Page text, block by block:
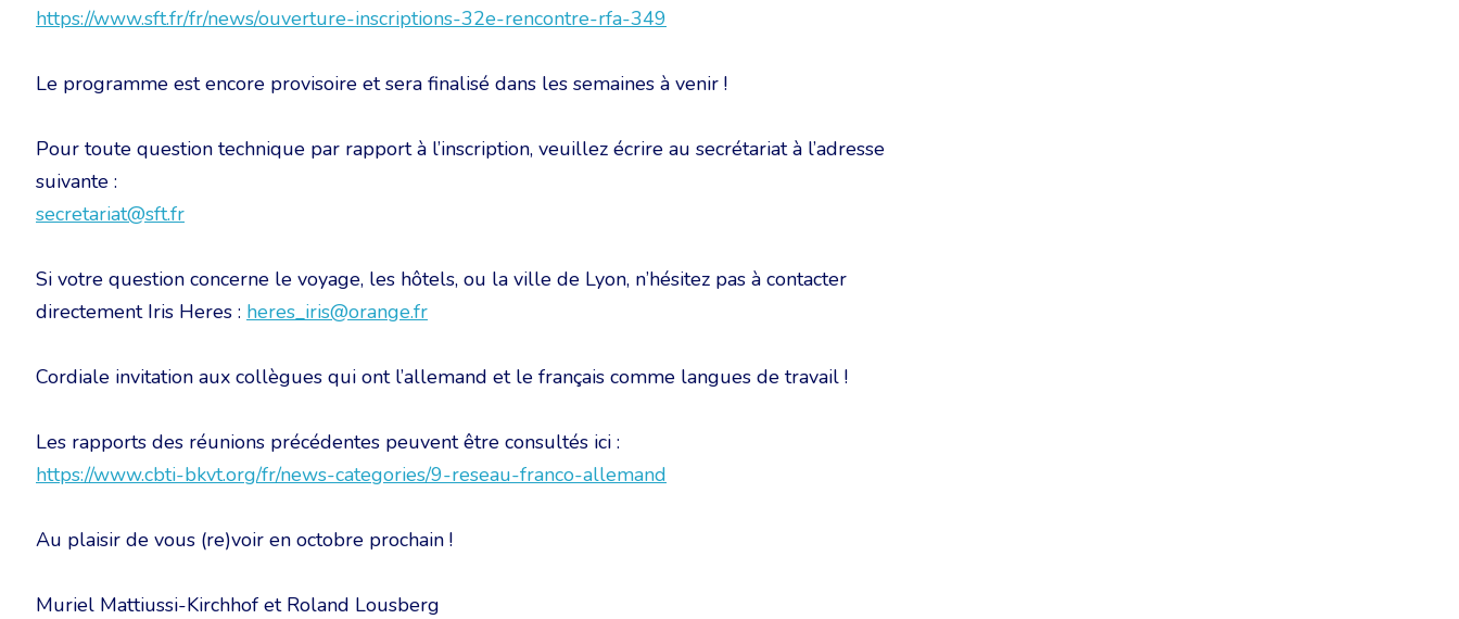
https://www.sft.fr/fr/news/ouverture-inscriptions-32e-rencontre-rfa-349
Le programme est encore provisoire et sera finalisé dans les semaines à venir !
Pour toute question technique par rapport à l’inscription, veuillez écrire au secrétariat à l’adresse
suivante :
secretariat@sft.fr
Si votre question concerne le voyage, les hôtels, ou la ville de Lyon, n’hésitez pas à contacter
directement Iris Heres : heres_iris@orange.fr
Cordiale invitation aux collègues qui ont l’allemand et le français comme langues de travail !
Les rapports des réunions précédentes peuvent être consultés ici :
https://www.cbti-bkvt.org/fr/news-categories/9-reseau-franco-allemand
Au plaisir de vous (re)voir en octobre prochain !
Muriel Mattiussi-Kirchhof et Roland Lousberg